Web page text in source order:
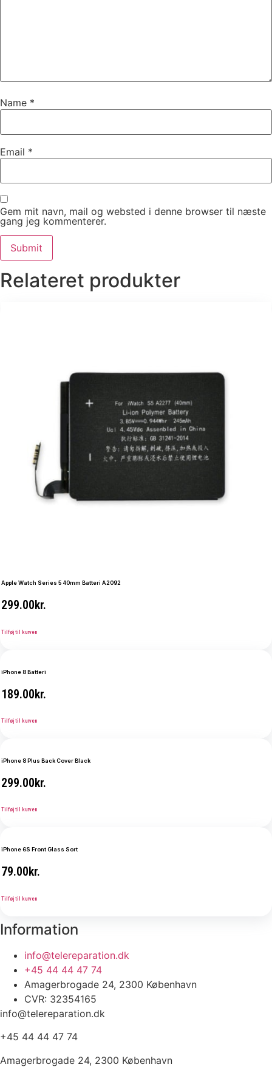
Name *
Email *
Gem mit navn, mail og websted i denne browser til næste
gang jeg kommenterer.
Relateret produkter
Apple Watch Series 5 40mm Batteri A2092
299.00kr.
Tilføj til kurven
iPhone 8 Batteri
189.00kr.
Tilføj til kurven
iPhone 8 Plus Back Cover Black
299.00kr.
Tilføj til kurven
iPhone 6S Front Glass Sort
79.00kr.
Tilføj til kurven
Information
info@telereparation.dk
+45 44 44 47 74
Amagerbrogade 24, 2300 København
CVR: 32354165
info@telereparation.dk
+45 44 44 47 74
Amagerbrogade 24, 2300 København